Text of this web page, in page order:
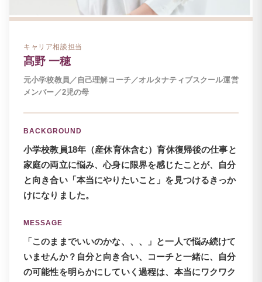
キャリア相談担当
髙野 一穂
元小学校教員／自己理解コーチ／オルタナティブスクール運営
メンバー／2児の母
BACKGROUND
小学校教員18年（産休育休含む）育休復帰後の仕事と
家庭の両立に悩み、心身に限界を感じたことが、自分
と向き合い「本当にやりたいこと」を見つけるきっか
けになりました。
MESSAGE
「このままでいいのかな、、、」と一人で悩み続けて
いませんか？自分と向き合い、コーチと一緒に、自分
の可能性を明らかにしていく過程は、本当にワクワク